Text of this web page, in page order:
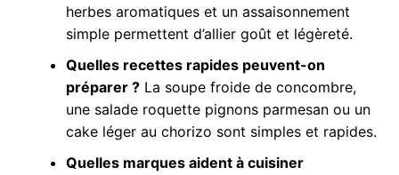
herbes aromatiques et un assaisonnement
simple permettent d’allier goût et légèreté.
Quelles recettes rapides peuvent-on
préparer ?La soupe froide de concombre,
une salade roquette pignons parmesan ou un
cake léger au chorizo sont simples et rapides.
Quelles marques aident à cuisiner